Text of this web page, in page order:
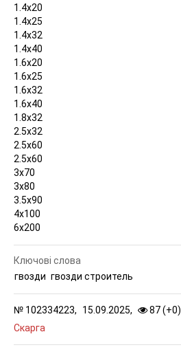
1.4х20
1.4х25
1.4х32
1.4х40
1.6х20
1.6х25
1.6х32
1.6х40
1.8х32
2.5х32
2.5х60
2.5х60
3х70
3х80
3.5х90
4х100
6х200
№ 102334223, 15.09.2025, 87 (+0)
Скарга
Ключові слова
гвозди гвозди строитель